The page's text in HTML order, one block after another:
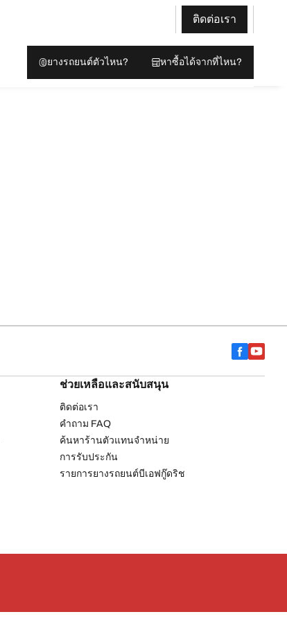
ติดต่อเรา
ยางรถยนต์ตัวไหน? หาซื้อได้จากที่ไหน?
ช่วยเหลือและสนับสนุน
ติดต่อเรา
คำถาม FAQ
ค้นหาร้านตัวแทนจำหน่าย
การรับประกัน
รายการยางรถยนต์บีเอฟกู๊ดริช